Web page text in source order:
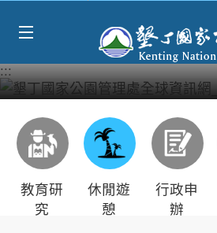
:::
教育研
究
休閒遊
憩
行政申
辦